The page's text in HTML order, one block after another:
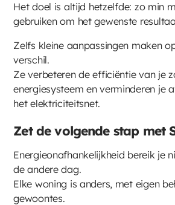
Het doel is altijd hetzelfde: zo min
gebruiken om het gewenste
Zelfs kleine aanpassingen maken
verschil.
Ze verbeteren de efficiëntie van je
energiesysteem en verminderen je
het elektriciteitsnet.
Zet de volgende stap met
Energieonafhankelijkheid bereik je
de andere dag.
Elke woning is anders, met eigen
gewoontes.